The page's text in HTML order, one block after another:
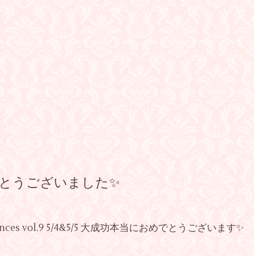
うございました✨
vol.9 5/4&5/5 大成功本当におめでとうございます✨